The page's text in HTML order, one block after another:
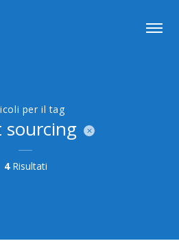
per il tag
sourcing
4Risultati